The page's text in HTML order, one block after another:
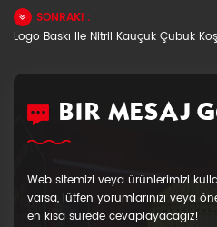
SONRAKI :
Logo Baskı Ile Nitril Kauçuk Çubuk
BIR MESAJ
Web sitemizi veya ürünlerimizi
varsa, lütfen yorumlarınızı veya
en kısa sürede cevaplayacağız!